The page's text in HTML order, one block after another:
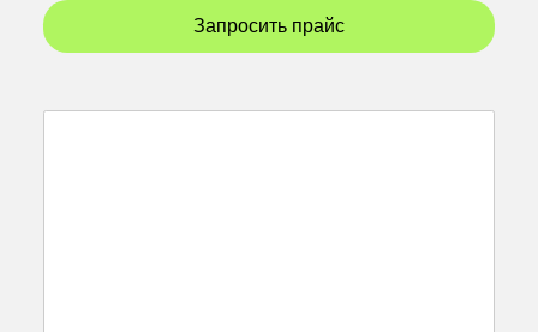
Запросить прайс